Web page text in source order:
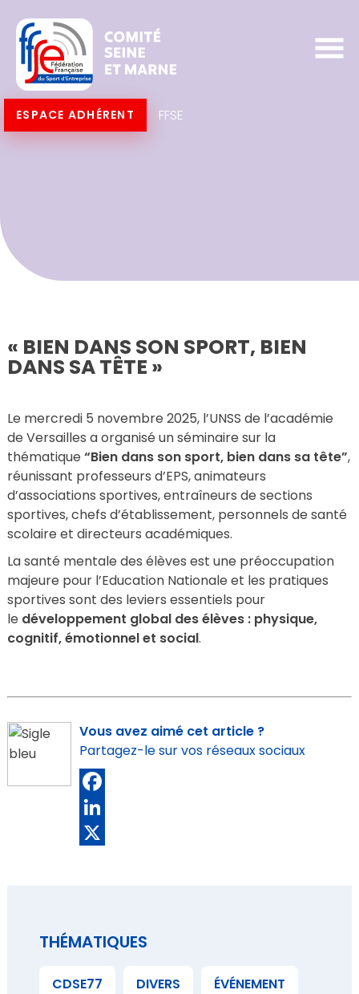
ESPACE ADHÉRENT FFSE
« BIEN DANS SON SPORT, BIEN
DANS SA TÊTE »
Le mercredi 5 novembre 2025, l’UNSS de l’académie
de Versailles a organisé un séminaire sur la
thématique “Bien dans son sport, bien dans sa tête”,
réunissant professeurs d’EPS, animateurs
d’associations sportives, entraîneurs de sections
sportives, chefs d’établissement, personnels de santé
scolaire et directeurs académiques.
La santé mentale des élèves est une préoccupation
majeure pour l’Education Nationale et les pratiques
sportives sont des leviers essentiels pour
le développement global des élèves : physique,
cognitif, émotionnel et social.
Vous avez aimé cet article ?
Partagez-le sur vos réseaux sociaux
Facebook
LinkedIn
THÉMATIQUES
CDSE77 DIVERS ÉVÉNEMENT